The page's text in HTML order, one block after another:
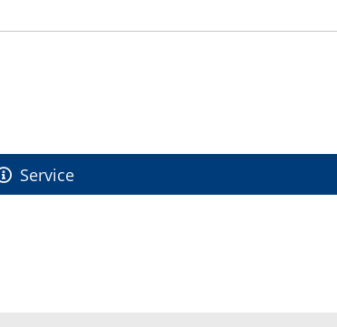
Service